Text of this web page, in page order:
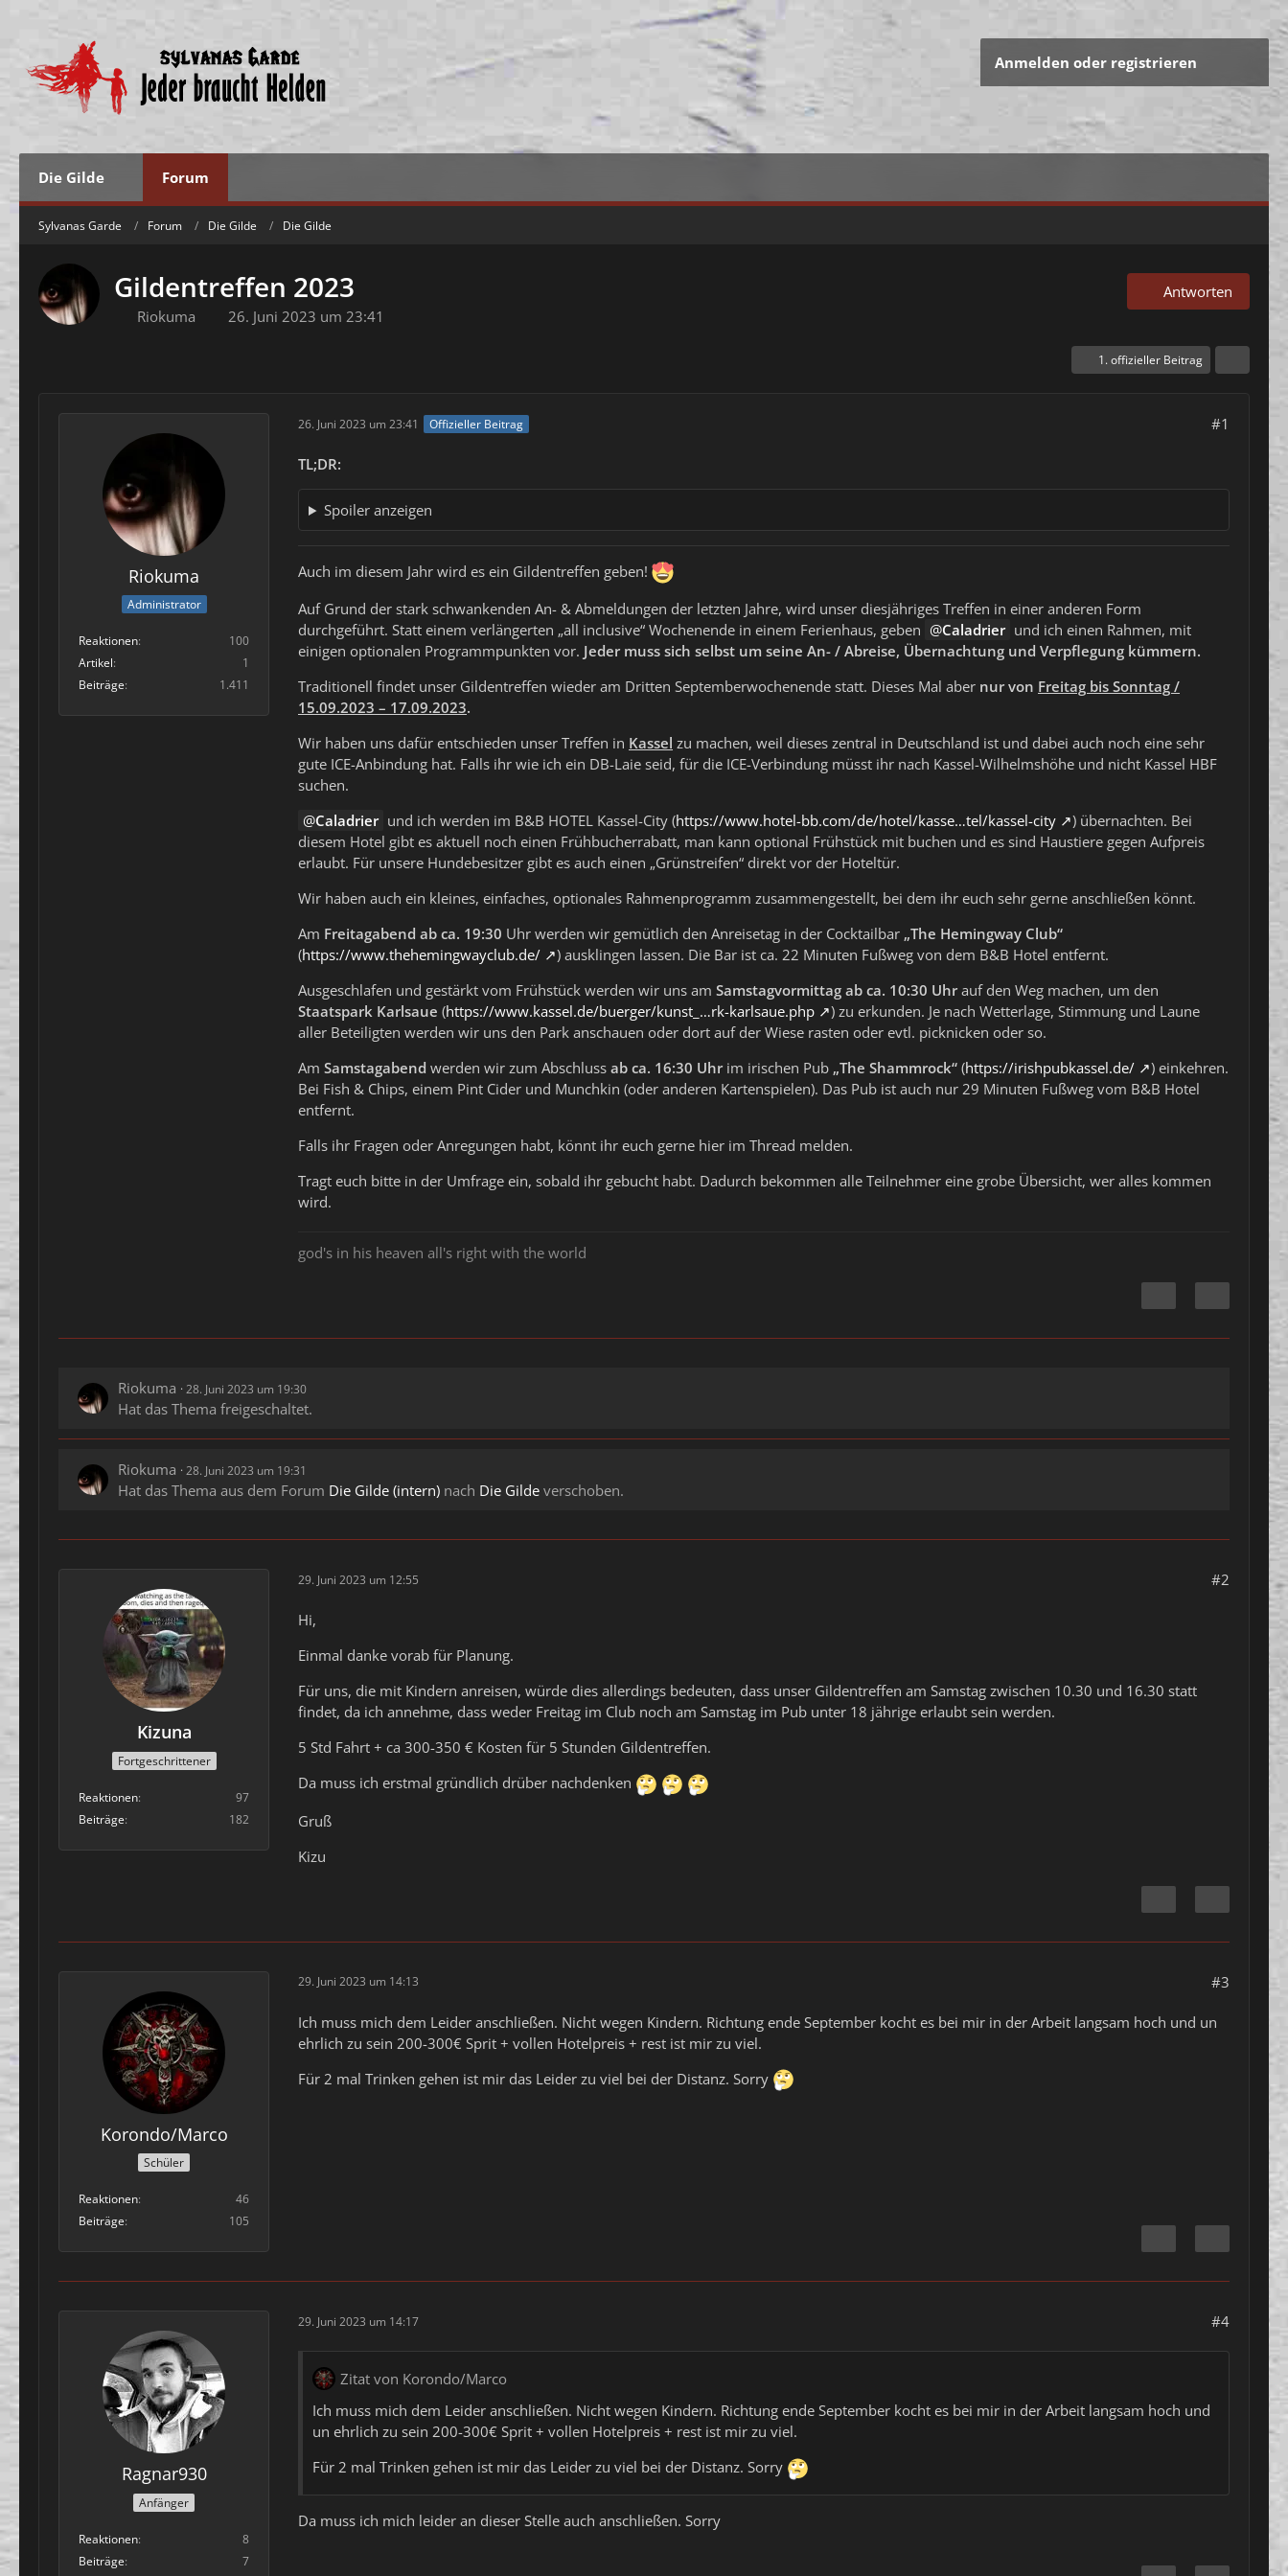
Anmelden oder registrieren
Die Gilde Forum
Sylvanas Garde Forum Die Gilde Die Gilde
Gildentreffen 2023
Riokuma 26. Juni 2023 um 23:41
Antworten
1. offizieller Beitrag
Riokuma
Administrator
Reaktionen
100
Artikel
1
Beiträge
1.411
26. Juni 2023 um 23:41 Offizieller Beitrag #1
TL;DR:
Spoiler anzeigen
Auch im diesem Jahr wird es ein Gildentreffen geben!
Auf Grund der stark schwankenden An- & Abmeldungen der letzten Jahre, wird unser diesjähriges Treffen in einer anderen Form
durchgeführt. Statt einem verlängerten „all inclusive“ Wochenende in einem Ferienhaus, geben
Caladrier und ich einen Rahmen, mit
einigen optionalen Programmpunkten vor. Jeder muss sich selbst um seine An- / Abreise, Übernachtung und Verpflegung kümmern.
Traditionell findet unser Gildentreffen wieder am Dritten Septemberwochenende statt. Dieses Mal aber nur von Freitag bis Sonntag /
15.09.2023 – 17.09.2023.
Wir haben uns dafür entschieden unser Treffen in Kassel zu machen, weil dieses zentral in Deutschland ist und dabei auch noch eine sehr
gute ICE-Anbindung hat. Falls ihr wie ich ein DB-Laie seid, für die ICE-Verbindung müsst ihr nach Kassel-Wilhelmshöhe und nicht Kassel HBF
suchen.
Caladrier und ich werden im B&B HOTEL Kassel-City (https://www.hotel-bb.com/de/hotel/kasse…tel/kassel-city
) übernachten. Bei
diesem Hotel gibt es aktuell noch einen Frühbucherrabatt, man kann optional Frühstück mit buchen und es sind Haustiere gegen Aufpreis
erlaubt. Für unsere Hundebesitzer gibt es auch einen „Grünstreifen“ direkt vor der Hoteltür.
Wir haben auch ein kleines, einfaches, optionales Rahmenprogramm zusammengestellt, bei dem ihr euch sehr gerne anschließen könnt.
Am Freitagabend ab ca. 19:30 Uhr werden wir gemütlich den Anreisetag in der Cocktailbar „The Hemingway Club“
(https://www.thehemingwayclub.de/
) ausklingen lassen. Die Bar ist ca. 22 Minuten Fußweg von dem B&B Hotel entfernt.
Ausgeschlafen und gestärkt vom Frühstück werden wir uns am Samstagvormittag ab ca. 10:30 Uhrauf den Weg machen, um den
Staatspark Karlsaue (https://www.kassel.de/buerger/kunst_…rk-karlsaue.php
) zu erkunden. Je nach Wetterlage, Stimmung und Laune
aller Beteiligten werden wir uns den Park anschauen oder dort auf der Wiese rasten oder evtl. picknicken oder so.
Am Samstagabend werden wir zum Abschluss ab ca. 16:30 Uhrim irischen Pub „The Shammrock“ (https://irishpubkassel.de/
) einkehren.
Bei Fish & Chips, einem Pint Cider und Munchkin (oder anderen Kartenspielen). Das Pub ist auch nur 29 Minuten Fußweg vom B&B Hotel
entfernt.
Falls ihr Fragen oder Anregungen habt, könnt ihr euch gerne hier im Thread melden.
Tragt euch bitte in der Umfrage ein, sobald ihr gebucht habt. Dadurch bekommen alle Teilnehmer eine grobe Übersicht, wer alles kommen
wird.
god's in his heaven all's right with the world
Riokuma 28. Juni 2023 um 19:30
Hat das Thema freigeschaltet.
Riokuma 28. Juni 2023 um 19:31
Hat das Thema aus dem Forum Die Gilde (intern) nach Die Gilde verschoben.
Kizuna
Fortgeschrittener
Reaktionen
97
Beiträge
182
29. Juni 2023 um 12:55 #2
Hi,
Einmal danke vorab für Planung.
Für uns, die mit Kindern anreisen, würde dies allerdings bedeuten, dass unser Gildentreffen am Samstag zwischen 10.30 und 16.30 statt
findet, da ich annehme, dass weder Freitag im Club noch am Samstag im Pub unter 18 jährige erlaubt sein werden.
5 Std Fahrt + ca 300-350 € Kosten für 5 Stunden Gildentreffen.
Da muss ich erstmal gründlich drüber nachdenken
Gruß
Kizu
Korondo/Marco
Schüler
Reaktionen
46
Beiträge
105
29. Juni 2023 um 14:13 #3
Ich muss mich dem Leider anschließen. Nicht wegen Kindern. Richtung ende September kocht es bei mir in der Arbeit langsam hoch und un
ehrlich zu sein 200-300€ Sprit + vollen Hotelpreis + rest ist mir zu viel.
Für 2 mal Trinken gehen ist mir das Leider zu viel bei der Distanz. Sorry
Ragnar930
Anfänger
Reaktionen
8
Beiträge
7
29. Juni 2023 um 14:17 #4
Zitat von Korondo/Marco
Ich muss mich dem Leider anschließen. Nicht wegen Kindern. Richtung ende September kocht es bei mir in der Arbeit langsam hoch und
un ehrlich zu sein 200-300€ Sprit + vollen Hotelpreis + rest ist mir zu viel.
Für 2 mal Trinken gehen ist mir das Leider zu viel bei der Distanz. Sorry
Da muss ich mich leider an dieser Stelle auch anschließen. Sorry